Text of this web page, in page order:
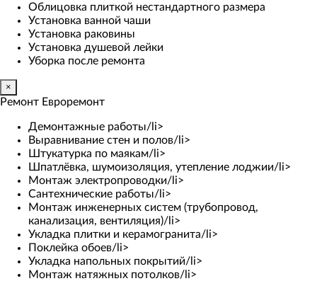
Облицовка плиткой нестандартного размера
Установка ванной чаши
Установка раковины
Установка душевой лейки
Уборка после ремонта
×
Ремонт Евроремонт
Демонтажные работы/li>
Выравнивание стен и полов/li>
Штукатурка по маякам/li>
Шпатлёвка, шумоизоляция, утепление лоджии/li>
Монтаж электропроводки/li>
Сантехнические работы/li>
Монтаж инженерных систем (трубопровод,
канализация, вентиляция)/li>
Укладка плитки и керамогранита/li>
Поклейка обоев/li>
Укладка напольных покрытий/li>
Монтаж натяжных потолков/li>